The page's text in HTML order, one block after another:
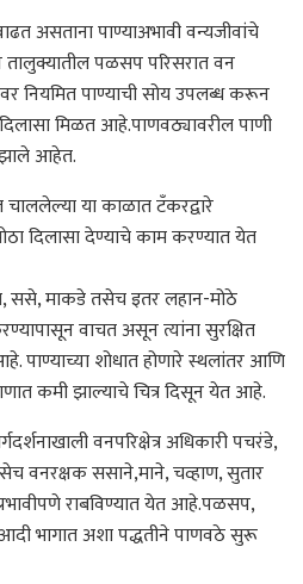
असताना पाण्याअभावी वन्यजीवांचे
तालुक्यातील पळसप परिसरात वन
नियमित पाण्याची सोय उपलब्ध करून
मिळत आहे.पाणवठ्यावरील पाणी
झाले आहेत.
या काळात टँकरद्वारे
दिलासा देण्याचे काम करण्यात येत
ससे, माकडे तसेच इतर लहान-मोठे
वाचत असून त्यांना सुरक्षित
पाण्याच्या शोधात होणारे स्थलांतर आणि
कमी झाल्याचे चित्र दिसून येत आहे.
वनपरिक्षेत्र अधिकारी पचरंडे,
वनरक्षक ससाने,माने, चव्हाण, सुतार
राबविण्यात येत आहे.पळसप,
आदी भागात अशा पद्धतीने पाणवठे सुरू